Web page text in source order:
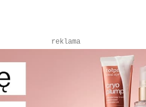
reklama